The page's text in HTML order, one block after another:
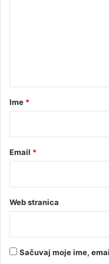
r
Ime *
Email *
Web stranica
Sačuvaj moje ime,